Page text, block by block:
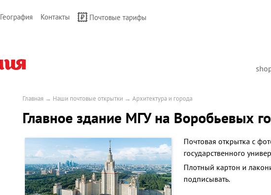
География Контакты Почтовые тарифы
Главная → Наши почтовые открытки → Архитектура и города
Главное здание МГУ на Воробьевых
Почтовая открытка с
государственного
Плотный картон и
подписывать.